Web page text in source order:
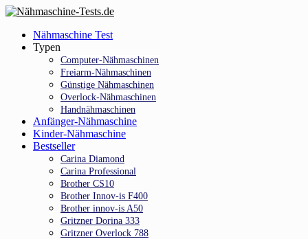
Skip
main
content
Menu
Nähmaschine Test
Typen
Computer-Nähmaschinen
Freiarm-Nähmaschinen
Günstige Nähmaschinen
Overlock-Nähmaschinen
Handnähmaschinen
Anfänger-Nähmaschine
Kinder-Nähmaschine
Bestseller
Carina Diamond
Carina Professional
Brother CS10
Brother Innov-is F400
Brother innov-is A50
Gritzner Dorina 333
Gritzner Overlock 788